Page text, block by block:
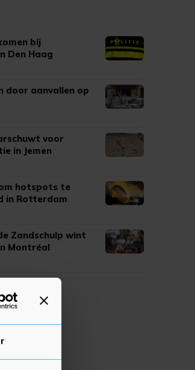
bij
Den Haag
door aanvallen op
voor
in Jemen
hotspots te
in Rotterdam
Zandschulp wint
Montréal